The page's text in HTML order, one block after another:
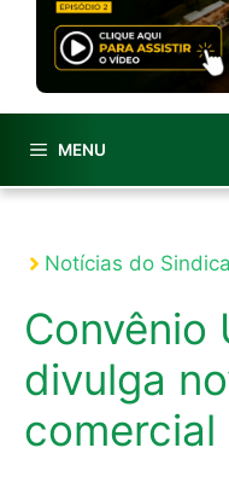
MENU
Notícias do
Convênio
divulga
comercial